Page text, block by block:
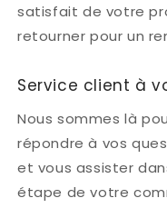
satisfait de votre
retourner pour un
Service client à
Nous sommes là
répondre à vos
et vous assister
étape de votre